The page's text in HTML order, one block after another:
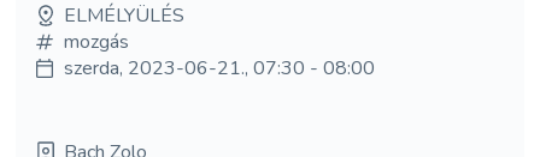
ELMÉLYÜLÉS
mozgás
szerda, 2023-06-21., 07:30 - 08:00